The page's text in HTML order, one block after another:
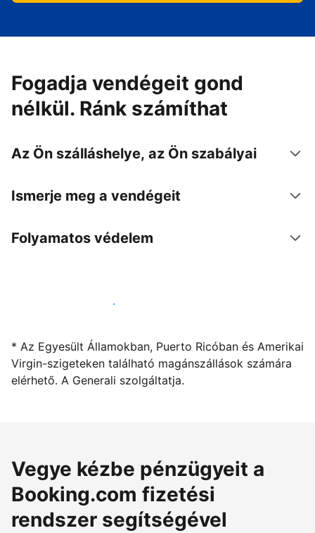
Fogadja vendégeit gond
nélkül. Ránk számíthat
Az Ön szálláshelye, az Ön szabályai
Ismerje meg a vendégeit
Folyamatos védelem
Kínáljon szállást a segítségünkkel
* Az Egyesült Államokban, Puerto Ricóban és Amerikai
Virgin-szigeteken található magánszállások számára
elérhető. A Generali szolgáltatja.
Vegye kézbe pénzügyeit a
Booking.com fizetési
rendszer segítségével